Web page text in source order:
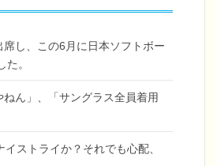
し、この6月に日本ソフトボー
。
ん」、「サングラス全員着用
ストライか？それでも心配、